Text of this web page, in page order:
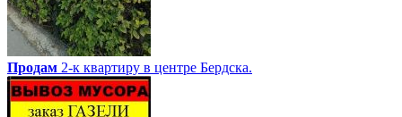
Продам 2-к квартиру в центре Бердска.